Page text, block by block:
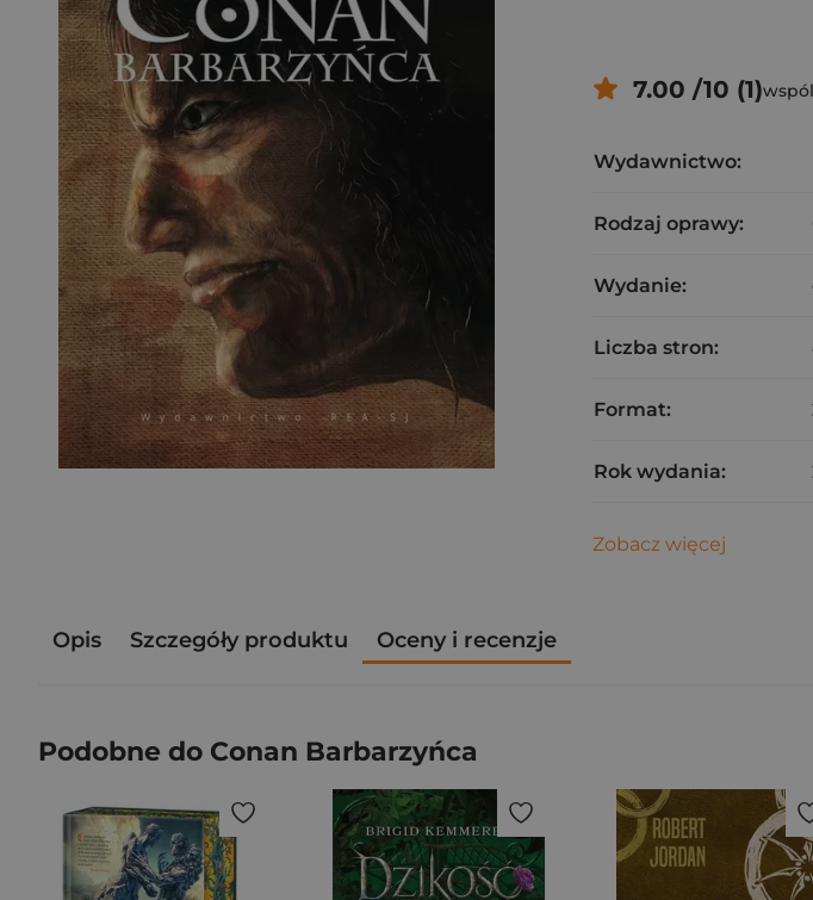
7.00 /10 (1)
Wydawnictwo:
Rodzaj oprawy:
Wydanie:
Liczba stron:
Format:
Rok wydania:
Zobacz więcej
Opis Szczegóły produktu Oceny i recenzje
Podobne do Conan Barbarzyńca